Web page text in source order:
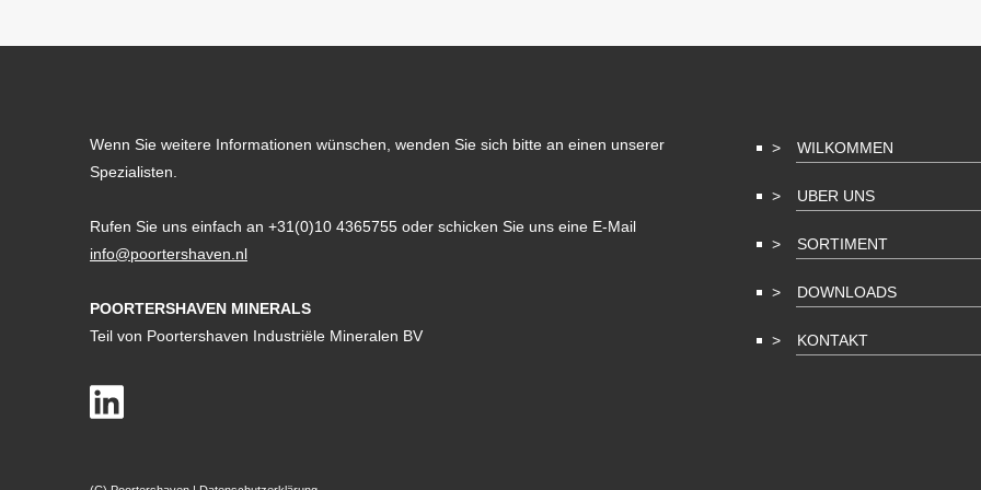
Wenn Sie weitere Informationen wünschen, wenden Sie sich bitte an einen unserer
Spezialisten.
Rufen Sie uns einfach an +31(0)10 4365755 oder schicken Sie uns eine E-Mail
info@poortershaven.nl
POORTERSHAVEN MINERALS
Teil von Poortershaven Industriële Mineralen BV
WILKOMMEN
UBER UNS
SORTIMENT
DOWNLOADS
KONTAKT